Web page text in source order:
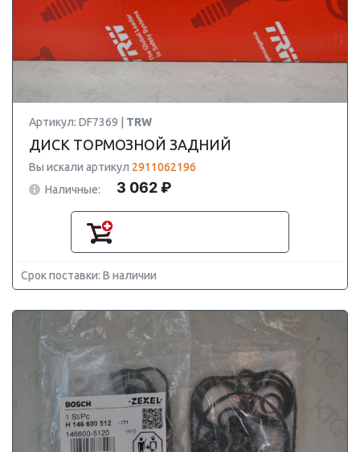
Артикул: DF7369 | TRW
ДИСК ТОРМОЗНОЙ ЗАДНИЙ
Вы искали артикул 2911062196
Наличные:
3 062 ₽
Срок поставки: В наличии